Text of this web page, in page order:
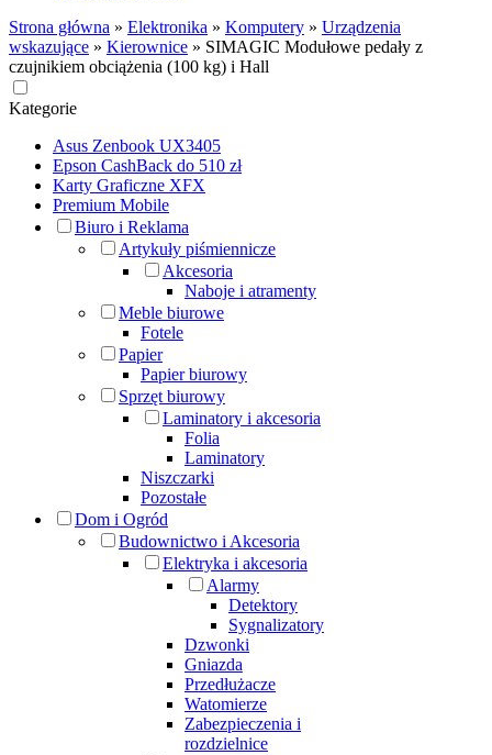
Strona główna » Elektronika » Komputery » Urządzenia
wskazujące » Kierownice » SIMAGIC Modułowe pedały z
czujnikiem obciążenia (100 kg) i Hall
Kategorie
Asus Zenbook UX3405
Epson CashBack do 510 zł
Karty Graficzne XFX
Premium Mobile
Biuro i Reklama
Artykuły piśmiennicze
Akcesoria
Naboje i atramenty
Meble biurowe
Fotele
Papier
Papier biurowy
Sprzęt biurowy
Laminatory i akcesoria
Folia
Laminatory
Niszczarki
Pozostałe
Dom i Ogród
Budownictwo i Akcesoria
Elektryka i akcesoria
Alarmy
Detektory
Sygnalizatory
Dzwonki
Gniazda
Przedłużacze
Watomierze
Zabezpieczenia i
rozdzielnice